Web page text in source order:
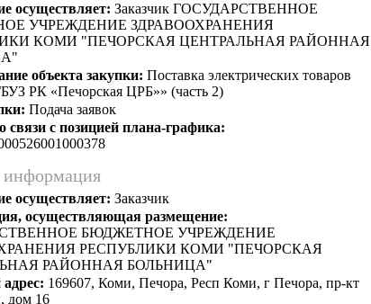
осуществляет: Заказчик ГОСУДАРСТВЕННОЕ
УЧРЕЖДЕНИЕ ЗДРАВООХРАНЕНИЯ
КОМИ "ПЕЧОРСКАЯ ЦЕНТРАЛЬНАЯ РАЙОННАЯ
объекта закупки: Поставка электрических товаров
РК «Печорская ЦРБ»» (часть 2)
Подача заявок
связи с позицией плана-графика:
информация
осуществляет: Заказчик
осуществляющая размещение:
БЮДЖЕТНОЕ УЧРЕЖДЕНИЕ
РЕСПУБЛИКИ КОМИ "ПЕЧОРСКАЯ
РАЙОННАЯ БОЛЬНИЦА"
169607, Коми, Печора, Респ Коми, г Печора, пр-кт
дом 16